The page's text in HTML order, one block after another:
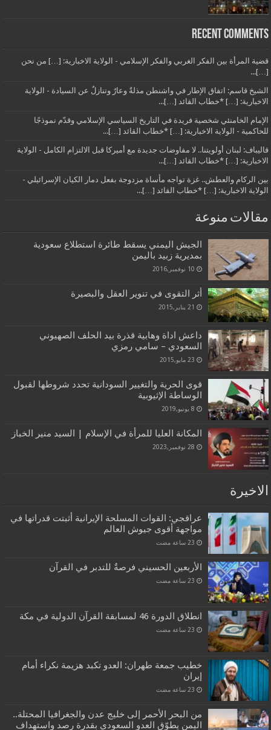
Recent Comments
قضية المرأة بين الفكر الغربي والفكر الإسلامي - الولاية الاخبارية: […] من نحن
[…]...
الشيخ قاسم: اتفاق الإطار في واشنطن مذلةٌ وعارٌ وتنازلٌ عن السيادة - الولاية
الاخبارية: […] *خطاب القائد […]...
الإمام الخامنئي شخصية فريدة في التاريخ السياسي الإسلامي وقدّم نموذجًا
للحاكمية - الولاية الاخبارية: […] *خطاب القائد […]...
قاليباف: لبنان أولويتنا.. لا مفاوضات جديدة مع أميركا قبل الالتزام الكامل - الولاية
الاخبارية: […] *خطاب القائد […]...
بين الركام والعطش.. غزة تواجه مأساة مزدوجة بفعل دمار الكيان الإسرائيلي -
الولاية الاخبارية: […] *خطاب القائد […]...
مقالات منوعة
الجيش اليمني يسقط طائرة استطلاع سعودية
بمديرية زبيد باليمن
10 نوفمبر,2016
أثر التقوى في تنوير العقل والبصيرة
21 يناير,2015
داعش اداة وهابية قذرة بيد الحلف الصهيوني
السعودي – سامي رمزي
23 مايو,2015
قوى الحرية والتغيير السودانية تحدد شروطها لقبول
الوساطة الإثيوبية
8 يونيو,2019
المكانة العليا للمرأة في الإسلام | السيد منير الخباز
28 نوفمبر,2023
الاخيرة
عراقجي: القوات المسلحة الإيرانية أثبتت قدراتها في
مواجهة أقوى جيوش العالم
الأربعين الحسيني فرصةٌ للتدبر في القرآن
انطلاق الدورة 46 لمسابقة القرآن الدولية في مكة
خطيب جمعة طهران: العدو تكبد هزيمة نكراء أمام
إيران
من البحر الأحمر إلى خليج عدن والجغرافيا المحتلة..
اليمن يطوّق العدو السعودي بقدرة رصد واستهداف